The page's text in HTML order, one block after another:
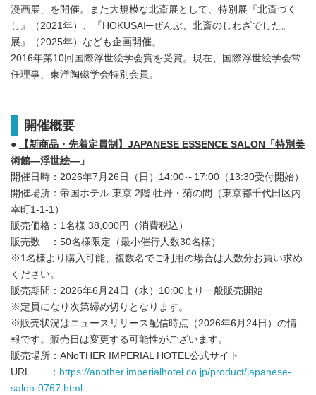
漫画展」を開催。また大規模な北斎展として、特別展『北斎づく
し』（2021年）、『HOKUSAI─ぜんぶ、北斎のしわざでした。
展』（2025年）なども企画開催。
2016年第10回国際浮世絵学会賞を受賞。現在、国際浮世絵学会常
任理事、東洋陶磁学会特別会員。
開催概要
● 【新商品・先着定員制】 JAPANESE ESSENCE SALON
「特別美
術館―浮世絵―」
開催日時：2026年7月26日（日）14:00～17:00（13:30受付開始）
開催場所：帝国ホテル 東京 2階 牡丹・菊の間（東京都千代田区内
幸町1-1-1）
販売価格：1名様 38,000円（消費税込）
販売数 ：50名様限定（最小催行人数30名様）
※1名様より購入可能、複数名でご利用の場合は人数分お買い求め
ください。
販売期間：2026年6月24日（水）10:00より一般販売開始
※定員になり次第締め切りとなります。
※販売状況はニュースリリース配信時点（2026年6月24日）の情
報です。販売日は変更する可能性がございます。
販売場所：ANoTHER IMPERIAL HOTEL公式サイト
URL ： https://another.imperialhotel.co.jp/product/japanese-
salon-0767.html